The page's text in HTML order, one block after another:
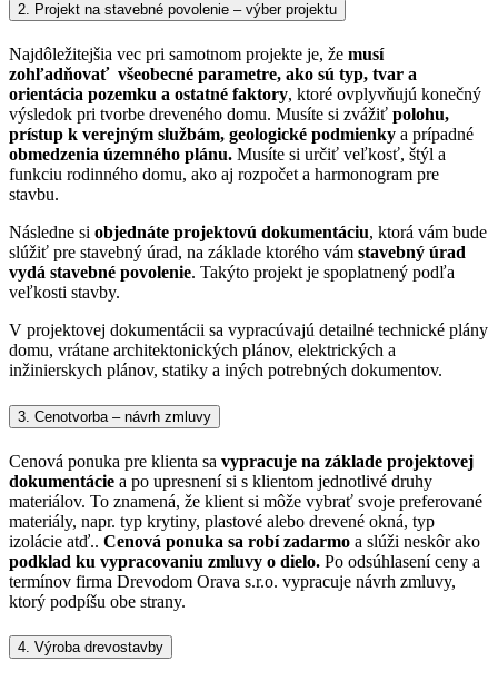
2. Projekt na stavebné povolenie – výber projektu
Najdôležitejšia vec pri samotnom projekte je, že musí
zohľadňovať všeobecné parametre, ako sú typ, tvar a
orientácia pozemku a ostatné faktory, ktoré ovplyvňujú konečný
výsledok pri tvorbe dreveného domu. Musíte si zvážiť polohu,
prístup k verejným službám, geologické podmienky a prípadné
obmedzenia územného plánu. Musíte si určiť veľkosť, štýl a
funkciu rodinného domu, ako aj rozpočet a harmonogram pre
stavbu.
Následne si objednáte projektovú dokumentáciu, ktorá vám bude
slúžiť pre stavebný úrad, na základe ktorého vám stavebný úrad
vydá stavebné povolenie. Takýto projekt je spoplatnený podľa
veľkosti stavby.
V projektovej dokumentácii sa vypracúvajú detailné technické plány
domu, vrátane architektonických plánov, elektrických a
inžinierskych plánov, statiky a iných potrebných dokumentov.
3. Cenotvorba – návrh zmluvy
Cenová ponuka pre klienta sa vypracuje na základe projektovej
dokumentácie a po upresnení si s klientom jednotlivé druhy
materiálov. To znamená, že klient si môže vybrať svoje preferované
materiály, napr. typ krytiny, plastové alebo drevené okná, typ
izolácie atď.. Cenová ponuka sa robí zadarmo a slúži neskôr ako
podklad ku vypracovaniu zmluvy o dielo. Po odsúhlasení ceny a
termínov firma Drevodom Orava s.r.o. vypracuje návrh zmluvy,
ktorý podpíšu obe strany.
4. Výroba drevostavby